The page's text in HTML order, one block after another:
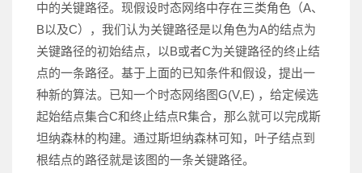
中的关键路径。现假设时态网络中存在三类角色（A、
B以及C），我们认为关键路径是以角色为A的结点为
关键路径的初始结点，以B或者C为关键路径的终止结
点的一条路径。基于上面的已知条件和假设，提出一
种新的算法。已知一个时态网络图G(V,E) ，给定候选
起始结点集合C和终止结点R集合，那么就可以完成斯
坦纳森林的构建。通过斯坦纳森林可知，叶子结点到
根结点的路径就是该图的一条关键路径。